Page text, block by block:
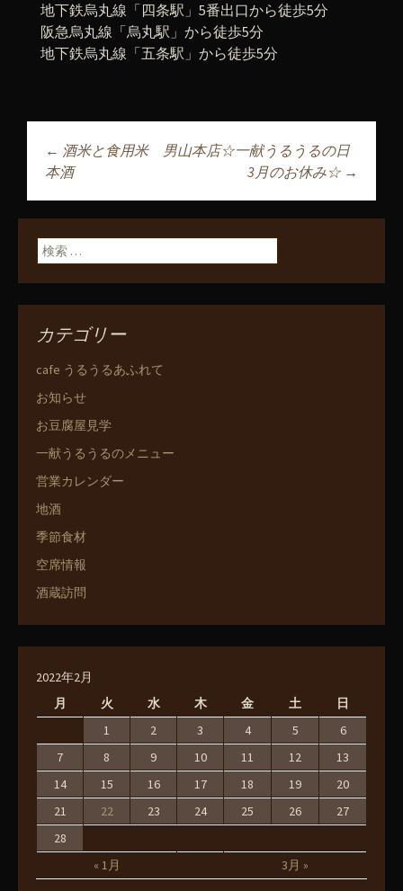
地下鉄烏丸線「四条駅」5番出口から徒歩5分
阪急烏丸線「烏丸駅」から徒歩5分
地下鉄烏丸線「五条駅」から徒歩5分
投稿ナビゲーショ
ン
← 酒米と食用米 男山本店☆一献うるうるの日
本酒
3月のお休み☆ →
検索:
カテゴリー
cafe うるうるあふれて
お知らせ
お豆腐屋見学
一献うるうるのメニュー
営業カレンダー
地酒
季節食材
空席情報
酒蔵訪問
2022年2月
月
火 水 木 金 土 日
« 1月 3月 »
1 2 3 4 5
6
7
8 9 10 11 12
13
14
15 16 17 18 19
20
21
22 23 24 25 26
27
28